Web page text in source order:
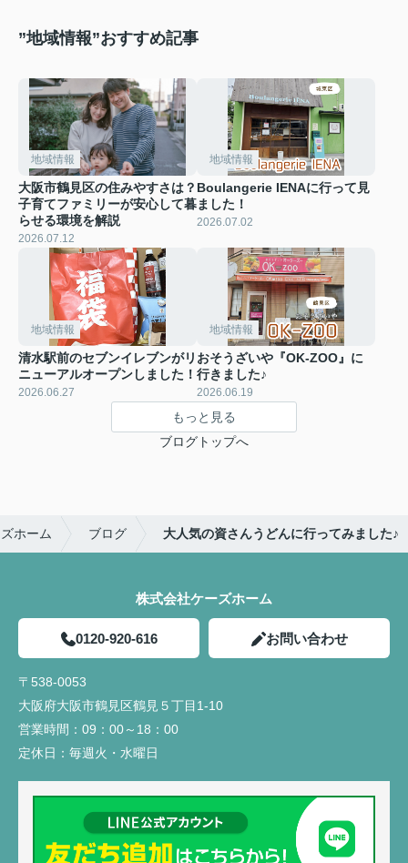
”地域情報”おすすめ記事
地域情報
大阪市鶴見区の住みやすさは？
子育てファミリーが安心して暮
らせる環境を解説
2026.07.12
地域情報
Boulangerie IENAに行って見
ました！
2026.07.02
地域情報
清水駅前のセブンイレブンがリ
ニューアルオープンしました！
2026.06.27
地域情報
おそうざいや『OK-ZOO』に
行きました♪
2026.06.19
もっと見る
ブログトップへ
ホーム ブログ 大人気の資さんうどんに行ってみました♪
株式会社ケーズホーム
0120-920-616 お問い合わせ
〒538-0053
大阪府大阪市鶴見区鶴見５丁目1-10
営業時間： 09：00～18：00
定休日： 毎週火・水曜日